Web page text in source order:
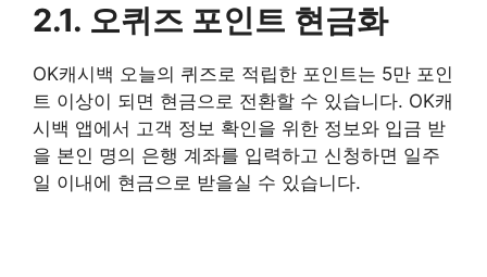
2.1. 오퀴즈 포인트 현금화
OK캐시백 오늘의 퀴즈로 적립한 포인트는 5만 포인
트 이상이 되면 현금으로 전환할 수 있습니다. OK캐
시백 앱에서 고객 정보 확인을 위한 정보와 입금 받
을 본인 명의 은행 계좌를 입력하고 신청하면 일주
일 이내에 현금으로 받을실 수 있습니다.